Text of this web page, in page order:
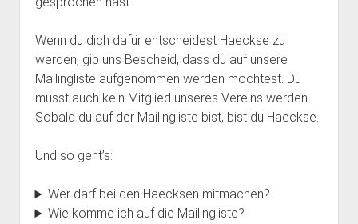
dropdown
menu
Spenden
Chronik
FAQ
Kontakt
Vergangenes
Memorials
Pythonkurs
Team Inklusion
Wenn du dich dafür entscheidest Haeckse zu
werden, gib uns Bescheid, dass du auf unsere
Mailingliste aufgenommen werden möchtest. Du
musst auch kein Mitglied unseres Vereins werden.
Sobald du auf der Mailingliste bist, bist du Haeckse.
Und so geht’s:
Wer darf bei den Haecksen mitmachen?
Wie komme ich auf die Mailingliste?